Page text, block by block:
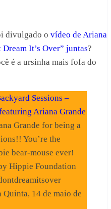
divulgado o vídeo de Ariana
It’s Over” juntas?
é a ursinha mais fofa do
Sessions –
Ariana Grande
Grande for being a
You’re the
bear-mouse ever!
Hippie Foundation
Quinta, 14 de maio de